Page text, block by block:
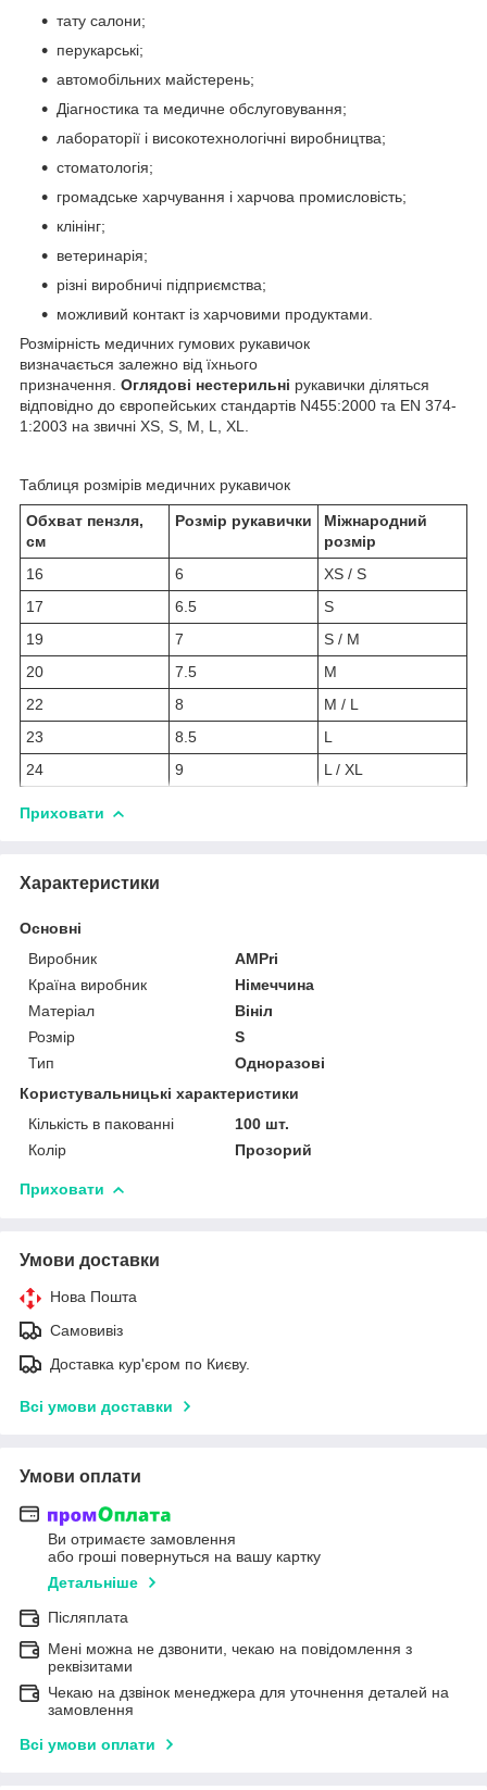
тату салони;
перукарські;
автомобільних майстерень;
Діагностика та медичне обслуговування;
лабораторії і високотехнологічні виробництва;
стоматологія;
громадське харчування і харчова промисловість;
клінінг;
ветеринарія;
різні виробничі підприємства;
можливий контакт із харчовими продуктами.
Розмірність медичних гумових рукавичок
визначається залежно від їхнього
призначення. Оглядові нестерильні рукавички діляться
відповідно до європейських стандартів N455:2000 та EN 374-
1:2003 на звичні XS, S, M, L, XL.
Таблиця розмірів медичних рукавичок
Обхват пензля,
см
Розмір рукавички
Міжнародний
розмір
16
6
XS / S
17
6.5
S
19
7
S / M
20
7.5
M
22
8
M / L
23
8.5
L
24
9 L / XL
Приховати
Характеристики
Основні
Виробник
AMPri
Країна виробник
Німеччина
Матеріал
Вініл
Розмір
S
Тип
Одноразові
Користувальницькі характеристики
Кількість в пакованні
100 шт.
Колір
Прозорий
Приховати
Умови доставки
Нова Пошта
Самовивіз
Доставка кур'єром по Києву.
Всі умови доставки
Умови оплати
Ви отримаєте замовлення
або гроші повернуться на вашу картку
Детальніше
Післяплата
Мені можна не дзвонити, чекаю на повідомлення з
реквізитами
Чекаю на дзвінок менеджера для уточнення деталей на
замовлення
Всі умови оплати